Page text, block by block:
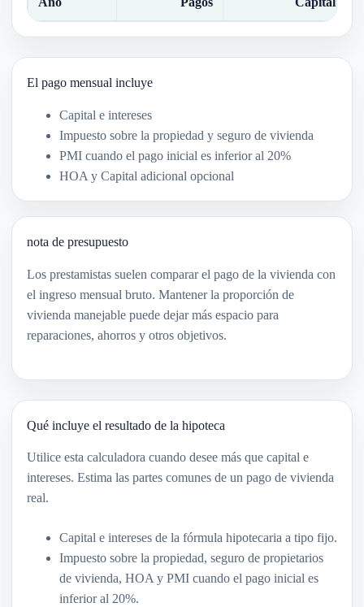
El pago mensual incluye
Capital e intereses
Impuesto sobre la propiedad y seguro de vivienda
PMI cuando el pago inicial es inferior al 20%
HOA y Capital adicional opcional
nota de presupuesto
Los prestamistas suelen comparar el pago de la vivienda con
el ingreso mensual bruto. Mantener la proporción de
vivienda manejable puede dejar más espacio para
reparaciones, ahorros y otros objetivos.
Qué incluye el resultado de la hipoteca
Utilice esta calculadora cuando desee más que capital e
intereses. Estima las partes comunes de un pago de vivienda
real.
Capital e intereses de la fórmula hipotecaria a tipo fijo.
Impuesto sobre la propiedad, seguro de propietarios
de vivienda, HOA y PMI cuando el pago inicial es
inferior al 20%.